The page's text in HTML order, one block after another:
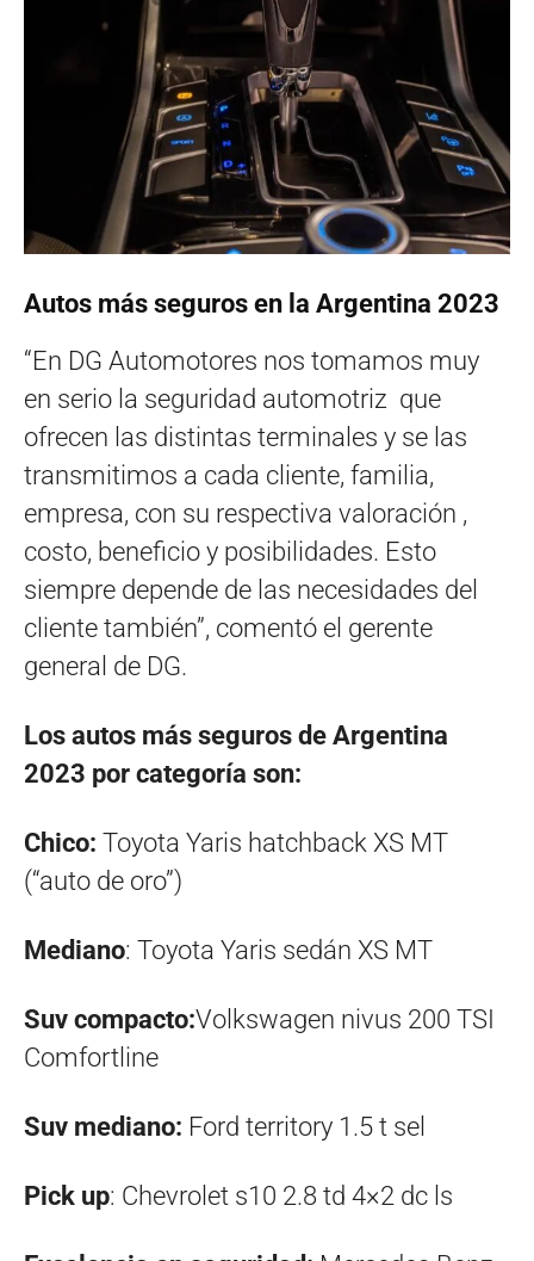
Autos más seguros en la Argentina 2023
“En DG Automotores nos tomamos muy
en serio la seguridad automotriz que
ofrecen las distintas terminales y se las
transmitimos a cada cliente, familia,
empresa, con su respectiva valoración ,
costo, beneficio y posibilidades. Esto
siempre depende de las necesidades del
cliente también”, comentó el gerente
general de DG.
Los autos más seguros de Argentina
2023 por categoría son:
Chico: Toyota Yaris hatchback XS MT
(“auto de oro”)
Mediano: Toyota Yaris sedán XS MT
Suv compacto:Volkswagen nivus 200 TSI
Comfortline
Suv mediano: Ford territory 1.5 t sel
Pick up: Chevrolet s10 2.8 td 4×2 dc ls